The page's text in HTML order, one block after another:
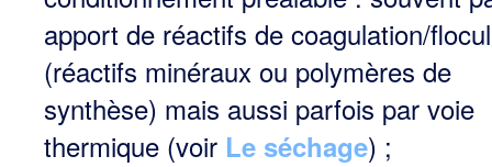
apport de réactifs de coagulation/
(réactifs minéraux ou polymères de
synthèse) mais aussi parfois par voie
thermique (voir Le séchage) ;